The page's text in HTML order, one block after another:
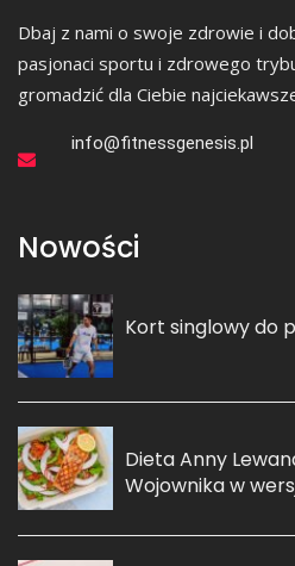
Dbaj z nami o swoje zdrowie i
pasjonaci sportu i zdrowego
gromadzić dla Ciebie
info@fitnessgenesis.pl
Nowości
Kort singlowy do
Dieta Anny
Wojownika w